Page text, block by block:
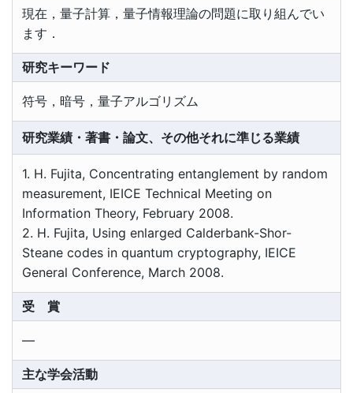
現在，量子計算，量子情報理論の問題に取り組んでい
ます．
研究キーワード
符号，暗号，量子アルゴリズム
研究業績・著書・論文、その他それに準じる業績
1. H. Fujita, Concentrating entanglement by random
measurement, IEICE Technical Meeting on
Information Theory, February 2008.
2. H. Fujita, Using enlarged Calderbank-Shor-
Steane codes in quantum cryptography, IEICE
General Conference, March 2008.
受 賞
―
主な学会活動